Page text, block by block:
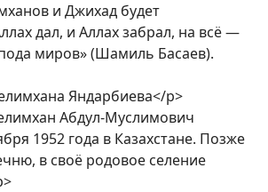
и Джихад будет
дал, и Аллах забрал, на всё —
миров» (Шамиль Басаев).
Яндарбиева</p>
Абдул-Муслимович
1952 года в Казахстане. Позже
в своё родовое селение